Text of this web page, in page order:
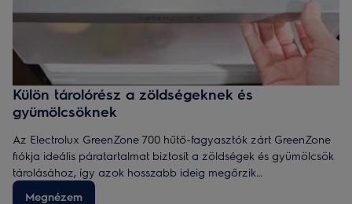
Külön tárolórész a zöldségeknek és
gyümölcsöknek
Az Electrolux GreenZone 700 hűtő-fagyasztók zárt GreenZone
fiókja ideális páratartalmat biztosít a zöldségek és gyümölcsök
tárolásához, így azok hosszabb ideig megőrzik
vitamintartalmukat és frissességüket.
Megnézem